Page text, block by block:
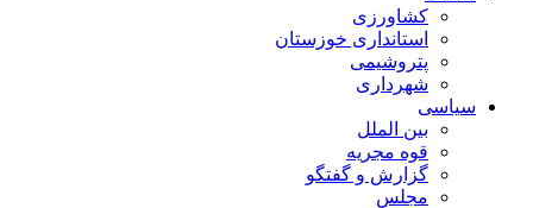
کشاورزی
استانداری خوزستان
پتروشیمی
شهرداری
سیاسی
بین الملل
قوه مجریه
گزارش و گفتگو
مجلس